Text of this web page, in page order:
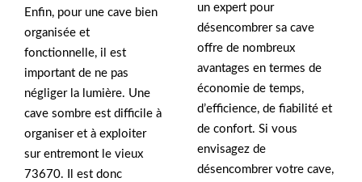
Enfin, pour une cave bien
organisée et
fonctionnelle, il est
important de ne pas
négliger la lumière. Une
cave sombre est difficile à
organiser et à exploiter
sur entremont le vieux
73670. Il est donc
un expert pour
désencombrer sa cave
offre de nombreux
avantages en termes de
économie de temps,
d’efficience, de fiabilité et
de confort. Si vous
envisagez de
désencombrer votre cave,